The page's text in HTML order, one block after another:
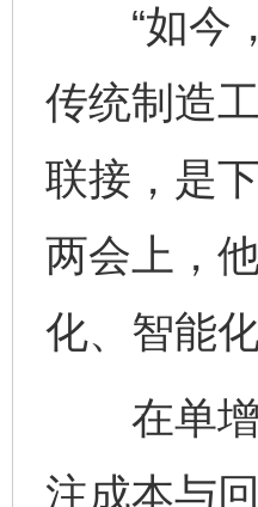
“如今，
传统制造
联接，是
两会上，
化、智能
在单增
注成本与